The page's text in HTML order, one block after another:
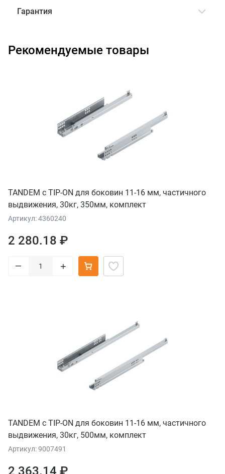
Гарантия
Рекомендуемые товары
TANDEM с TIP-ON для боковин 11-16 мм, частичного
выдвижения, 30кг, 350мм, комплект
Артикул: 4360240
2 280.18 ₽
– +
TANDEM с TIP-ON для боковин 11-16 мм, частичного
выдвижения, 30кг, 500мм, комплект
Артикул: 9007491
2 363.14 ₽